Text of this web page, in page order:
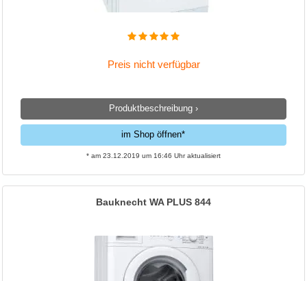
Preis nicht verfügbar
Produktbeschreibung ›
im Shop öffnen*
* am 23.12.2019 um 16:46 Uhr aktualisiert
Bauknecht WA PLUS 844